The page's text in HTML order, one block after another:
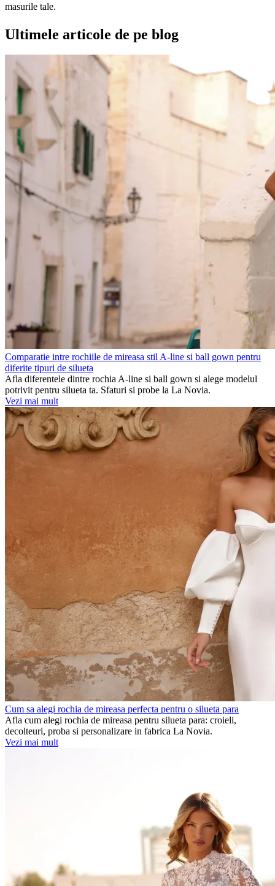
masurile tale.
Ultimele articole de pe blog
Comparatie intre rochiile de mireasa stil A-line si ball gown pentru
diferite tipuri de silueta
Afla diferentele dintre rochia A-line si ball gown si alege modelul
potrivit pentru silueta ta. Sfaturi si probe la La Novia.
Vezi mai mult
Cum sa alegi rochia de mireasa perfecta pentru o silueta para
Afla cum alegi rochia de mireasa pentru silueta para: croieli,
decolteuri, proba si personalizare in fabrica La Novia.
Vezi mai mult